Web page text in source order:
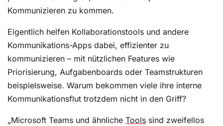
Auf den Punkt: 4 Kriterien für verständlichere Texte
Kommunizieren zu kommen.
Eigentlich helfen Kollaborationstools und andere
Kommunikations-Apps dabei, effizienter zu
kommunizieren – mit nützlichen Features wie
Priorisierung, Aufgabenboards oder Teamstrukturen
beispielsweise. Warum bekommen viele ihre interne
Kommunikationsflut trotzdem nicht in den Griff?
„Microsoft Teams und ähnliche Tools sind zweifellos